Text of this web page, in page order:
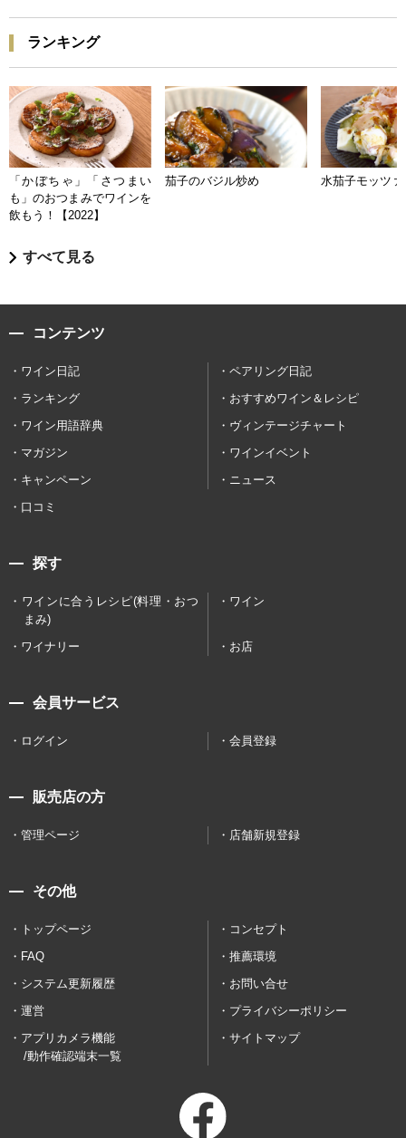
ランキング
「かぼちゃ」「さつまい
も」のおつまみでワインを
飲もう！【2022】
茄子のバジル炒め 水茄子モッツァ
すべて見る
コンテンツ
ワイン日記
ペアリング日記
ランキング
おすすめワイン＆レシピ
ワイン用語辞典
ヴィンテージチャート
マガジン
ワインイベント
キャンペーン
ニュース
口コミ
探す
ワインに合うレシピ(料理・おつ
まみ)
ワイン
ワイナリー お店
会員サービス
ログイン 会員登録
販売店の方
管理ページ 店舗新規登録
その他
トップページ
コンセプト
FAQ
推薦環境
システム更新履歴
お問い合せ
運営
プライバシーポリシー
アプリカメラ機能
/動作確認端末一覧
サイトマップ